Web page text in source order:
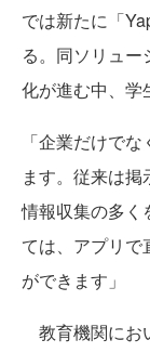
では新たに「
る。同ソリュ
化が進む中、学
「企業だけで
ます。従来は掲
情報収集の多く
ては、アプリで
ができます」
教育機関にお